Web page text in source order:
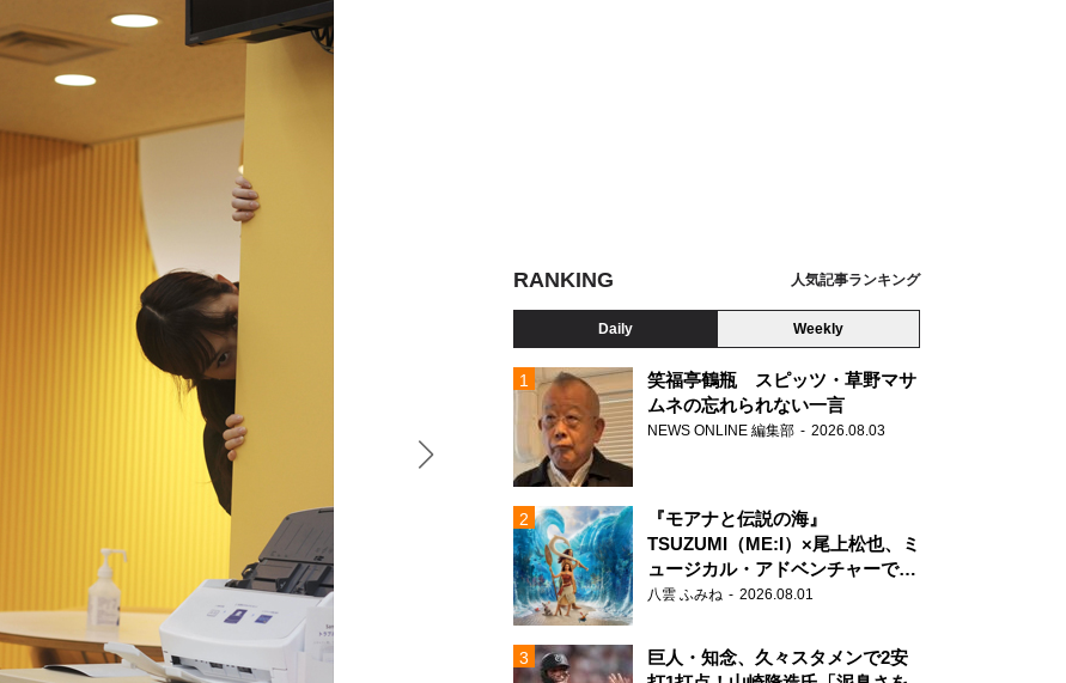
ファーストサマーウイカ
RANKING 人気記事ランキング
Daily Weekly
笑福亭鶴瓶 スピッツ・草野マサ
ムネの忘れられない一言
NEWS ONLINE 編集部 2026.08.03
『モアナと伝説の海』
TSUZUMI（ME:I）×尾上松也、ミ
ュージカル・アドベンチャーで美
声を響かせる
八雲 ふみね 2026.08.01
巨人・知念、久々スタメンで2安